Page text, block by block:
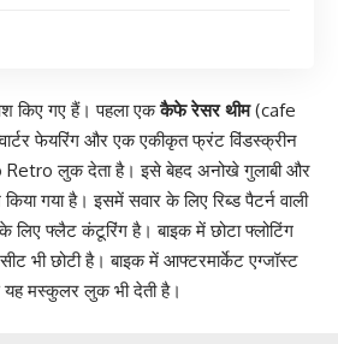
किए गए हैं। पहला एककैफे रेसर थीम(cafe
फेयरिंग और एक एकीकृत फ्रंट विंडस्क्रीन
Retro लुक देता है। इसे बेहद अनोखे गुलाबी और
गया है। इसमें सवार के लिए रिब्ड पैटर्न वाली
लिए फ्लैट कंटूरिंग है। बाइक में छोटा फ्लोटिंग
भी छोटी है। बाइक में आफ्टरमार्केट एग्जॉस्ट
मस्कुलर लुक भी देती है।